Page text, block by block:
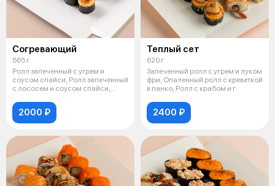
Согревающий
565 г
Ролл запеченный с угрем и
соусом спайси, Ролл запеченный
с лососем и соусом спайси,
2000 ₽
Теплый сет
620 г
Запеченный ролл с угрем и луком
фри, Опаленный ролл с креветкой
в панко, Ролл с крабом и г
2400 ₽